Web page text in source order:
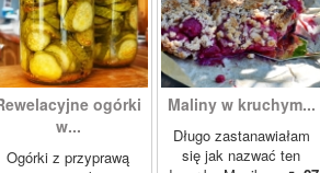
ogórki
w...
Ogórki z przyprawą
Maliny w kruchym...
Długo zastanawiałam
się jak nazwać ten